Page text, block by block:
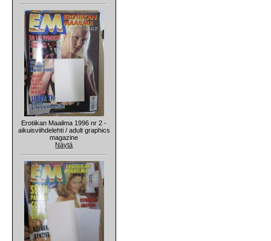
Erotiikan Maailma 1996 nr 2 -
aikuisviihdelehti / adult graphics
magazine
Näytä